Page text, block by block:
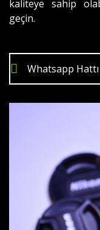
kaliteye sahip
geçin.
Whatsapp Hattı